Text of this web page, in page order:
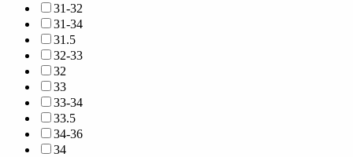
31-32
31-34
31.5
32-33
32
33
33-34
33.5
34-36
34